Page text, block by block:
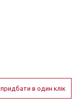
придбати в один клік